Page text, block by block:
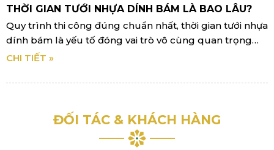
THỜI GIAN TƯỚI NHỰA DÍNH BÁM LÀ BAO LÂU?
Quy trình thi công đúng chuẩn nhất, thời gian tưới nhựa
dính bám là yếu tố đóng vai trò vô cùng quan trọng
trong các quy trình thi công rải nhựa đường.
CHI TIẾT »
ĐỐI TÁC & KHÁCH HÀNG